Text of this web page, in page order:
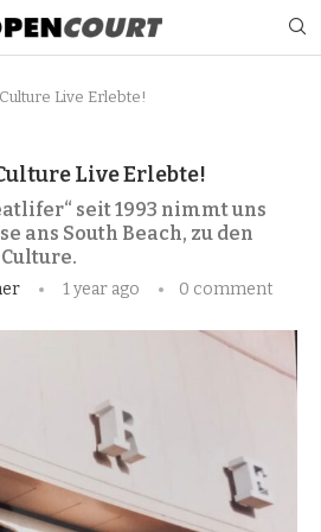
Live Erlebte!
Live Erlebte!
seit 1993 nimmt uns
ans South Beach, zu den
1 year ago 0 comment